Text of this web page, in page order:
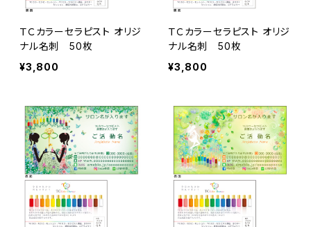
ＴＣカラーセラピスト オリジ
ナル名刺 50枚
¥3,800
ＴＣカラーセラピスト オリジ
ナル名刺 50枚
¥3,800